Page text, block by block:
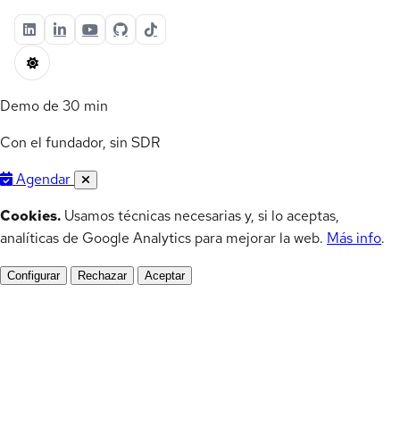
Demo de 30 min
Con el fundador, sin SDR
Agendar
Cookies. Usamos técnicas necesarias y, si lo aceptas,
analíticas de Google Analytics para mejorar la web. Más info.
Configurar Rechazar Aceptar